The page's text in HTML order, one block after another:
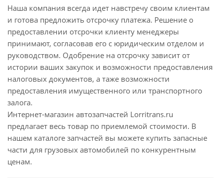
Наша компания всегда идет навстречу своим клиентам
и готова предложить отсрочку платежа. Решение о
предоставлении отсрочки клиенту менеджеры
принимают, согласовав его с юридическим отделом и
руководством. Одобрение на отсрочку зависит от
истории ваших закупок и возможности предоставления
налоговых документов, а таже возможности
предоставления имущественного или транспортного
залога.
Интернет-магазин автозапчастей Lorritrans.ru
предлагает весь товар по приемлемой стоимости. В
нашем каталоге запчастей вы можете купить запасные
части для грузовых автомобилей по конкурентным
ценам.